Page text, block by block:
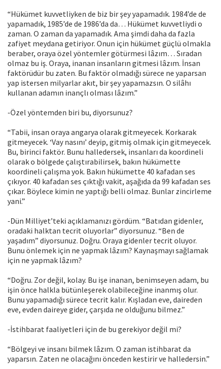
“Hükümet kuvvetliyken de biz bir şey yapamadık. 1984’de de
yapamadık, 1985’de de 1986’da da… Hükümet kuvvetliydi o
zaman. O zaman da yapamadık. Ama şimdi daha da fazla
zafiyet meydana getiriyor. Onun için hükümet güçlü olmakla
beraber, oraya özel yöntemler götürmesi lâzım… Sıradan
olmaz bu iş. Oraya, inanan insanların gitmesi lâzım. İnsan
faktörüdür bu zaten. Bu faktör olmadığı sürece ne yaparsan
yap istersen milyarlar akıt, bir şey yapamazsın. O silâhı
kullanan adamın inançlı olması lâzım.”
-Özel yöntemden biri bu, diyorsunuz?
“Tabii, insan oraya angarya olarak gitmeyecek. Korkarak
gitmeyecek. ‘Vay nasını’ deyip, gitmiş olmak için gitmeyecek.
Bu, birinci faktör. Bunu halledersek, insanları da koordineli
olarak o bölgede çalıştırabilirsek, bakın hükümette
koordineli çalışma yok. Bakın hükümette 40 kafadan ses
çıkıyor. 40 kafadan ses çıktığı vakit, aşağıda da 99 kafadan ses
çıkar. Böylece kimin ne yaptığı belli olmaz. Bunlar zincirleme
yani.”
-Dün Milliyet’teki açıklamanızı gördüm. “Batıdan gidenler,
oradaki halktan tecrit oluyorlar” diyorsunuz. “Ben de
yaşadım” diyorsunuz. Doğru. Oraya gidenler tecrit oluyor.
Bunu önlemek için ne yapmak lâzım? Kaynaşmayı sağlamak
için ne yapmak lâzım?
“Doğru. Zor değil, kolay. Bu işe inanan, benimseyen adam, bu
işin önce halkla bütünleşerek olabileceğine inanmış olur.
Bunu yapamadığı sürece tecrit kalır. Kışladan eve, daireden
eve, evden daireye gider, çarşıda ne olduğunu bilmez.”
-İstihbarat faaliyetleri için de bu gerekiyor değil mi?
“Bölgeyi ve insanı bilmek lâzım. O zaman istihbarat da
yaparsın. Zaten ne olacağını önceden kestirir ve halledersin.”